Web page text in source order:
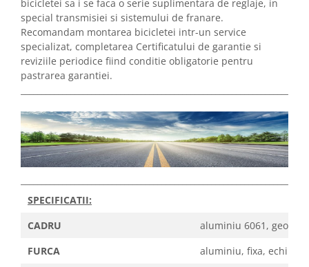
bicicletei sa i se faca o serie suplimentara de reglaje, in
special transmisiei si sistemului de franare.
Recomandam montarea bicicletei intr-un service
specializat, completarea Certificatului de garantie si
reviziile periodice fiind conditie obligatorie pentru
pastrarea garantiei.
SPECIFICATII:
CADRU
aluminiu 6061,
FURCA
aluminiu, fixa,